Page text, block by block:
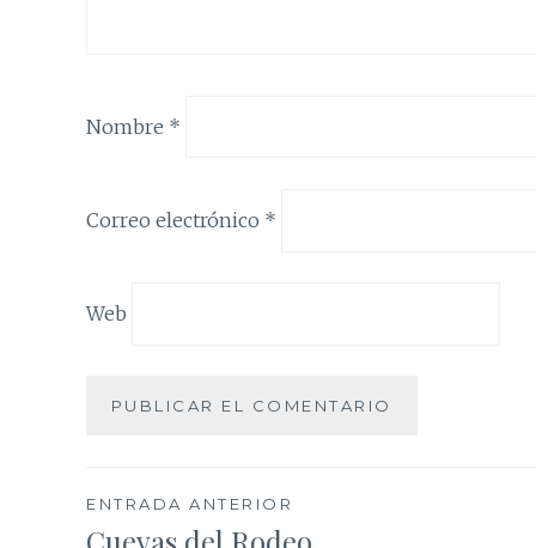
Nombre *
Correo electrónico *
Web
Navegación
ENTRADA ANTERIOR